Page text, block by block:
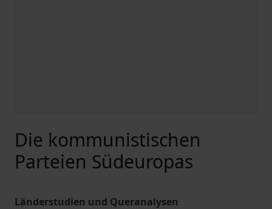
Die kommunistischen
Parteien Südeuropas
Länderstudien und Queranalysen